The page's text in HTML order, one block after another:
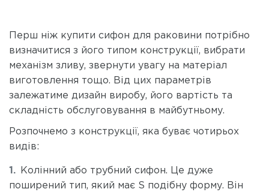
Перш ніж купити сифон для раковини потрібно
визначитися з його типом конструкції, вибрати
механізм зливу, звернути увагу на матеріал
виготовлення тощо. Від цих параметрів
залежатиме дизайн виробу, його вартість та
складність обслуговування в майбутньому.
Розпочнемо з конструкції, яка буває чотирьох
видів:
Колінний або трубний сифон. Це дуже
поширений тип, який має S подібну форму. Він